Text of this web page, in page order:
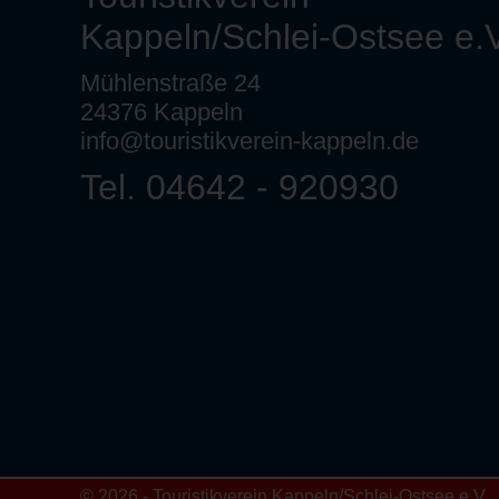
Kappeln/Schlei-Ostsee
Mühlenstraße 24
24376 Kappeln
info@touristikverein-kappeln.de
Tel. 04642 - 920930